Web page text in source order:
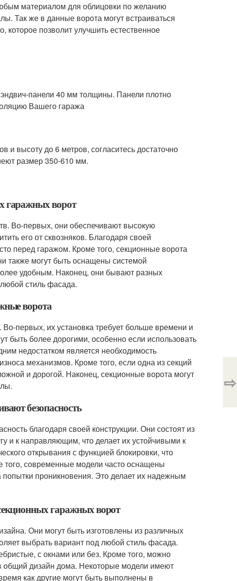
материалом для облицовки по желанию
Так же в данные ворота могут встраиваться
которое позволит улучшить естественное
панели 40 мм толщины. Панели плотно
Вашего гаража
высоту до 6 метров, согласитесь достаточно
размер 350-610 мм.
гаражных ворот
Во-первых, они обеспечивают высокую
его от сквозняков. Благодаря своей
перед гаражом. Кроме того, секционные ворота
также могут быть оснащены системой
удобным. Наконец, они бывают разных
стиль фасада.
ворота
первых, их установка требует больше времени и
быть более дорогими, особенно если использовать
недостатком является необходимость
механизмов. Кроме того, если одна из секций
и дорогой. Наконец, секционные ворота могут
безопасность
благодаря своей конструкции. Они состоят из
и к направляющим, что делает их устойчивыми к
открывания с функцией блокировки, что
того, современные модели часто оснащены
проникновения. Это делает их надежным
гаражных ворот
Они могут быть изготовлены из различных
выбрать вариант под любой стиль фасада.
с окнами или без. Кроме того, можно
общий дизайн дома. Некоторые модели имеют
как другие могут быть выполнены в
⇨